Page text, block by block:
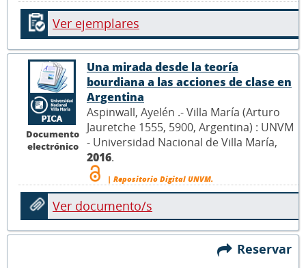
Ver ejemplares
Documento
electrónico
Una mirada desde la teoría
bourdiana a las acciones de clase en
Argentina
Aspinwall, Ayelén .- Villa María (Arturo
Jauretche 1555, 5900, Argentina) : UNVM
- Universidad Nacional de Villa María,
2016.
| Repositorio Digital UNVM.
Ver documento/s
Reservar